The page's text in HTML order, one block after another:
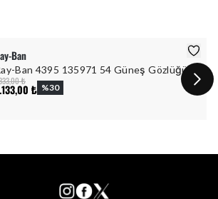
Ban
Ban 4395 135971 54 Güneş Gözlüğü
₺
₺ %30